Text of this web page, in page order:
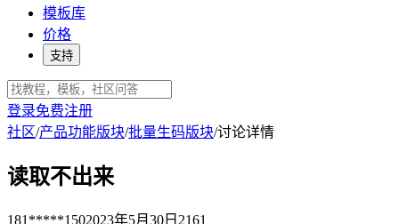
模板库
价格
支持
登录免费注册
社区/产品功能版块/批量生码版块/讨论详情
读取不出来
181*****1502023年5月30日 2161